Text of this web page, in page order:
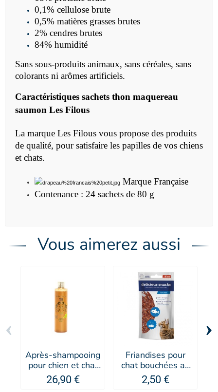
0,1% cellulose brute
0,5% matières grasses brutes
2% cendres brutes
84% humidité
Sans sous-produits animaux, sans céréales, sans
colorants ni arômes artificiels.
Caractéristiques sachets thon maquereau
saumon Les Filous
La marque Les Filous vous propose des produits
de qualité, pour satisfaire les papilles de vos chiens
et chats.
Marque Française
Contenance : 24 sachets de 80 g
Vous aimerez aussi
Après-shampooing
pour chien et chat
Green Caviar - IV
SAN BERNARD
26,90 €
Friandises pour
chat bouchées au
thon - Les Filous
2,50 €
‹ ›